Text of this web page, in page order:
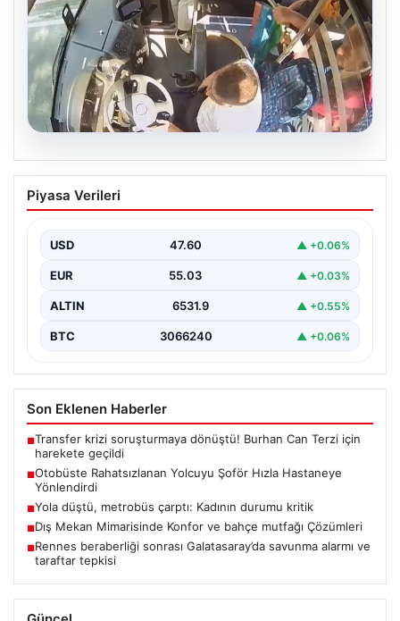
05.08.2026
Otobüste Rahatsızlanan Yolcuyu Şoför
Hızla Hastaneye Yönlendirdi
otobüslerinde yaşanan ilginç ve dikkat çekici…
Piyasa Verileri
USD 47.60 ▲ +0.06%
EUR 55.03 ▲ +0.03%
ALTIN 6531.9 ▲ +0.55%
BTC 3066240 ▲ +0.06%
Son Eklenen Haberler
■Transfer krizi soruşturmaya dönüştü! Burhan Can Terzi için
harekete geçildi
■Otobüste Rahatsızlanan Yolcuyu Şoför Hızla Hastaneye
Yönlendirdi
■Yola düştü, metrobüs çarptı: Kadının durumu kritik
■Dış Mekan Mimarisinde Konfor ve bahçe mutfağı Çözümleri
■Rennes beraberliği sonrası Galatasaray’da savunma alarmı ve
taraftar tepkisi